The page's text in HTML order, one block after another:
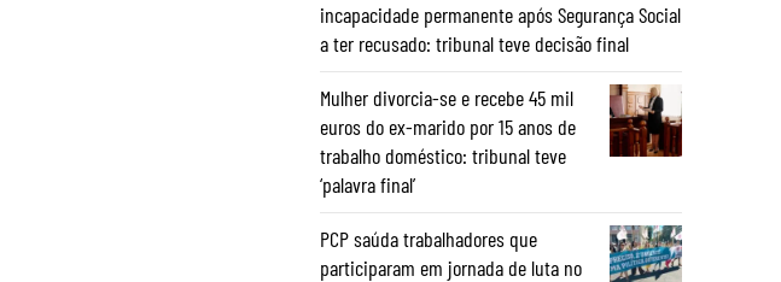
incapacidade permanente após Segurança Social
a ter recusado: tribunal teve decisão final
Mulher divorcia-se e recebe 45 mil
euros do ex-marido por 15 anos de
trabalho doméstico: tribunal teve
‘palavra final’
PCP saúda trabalhadores que
participaram em jornada de luta no